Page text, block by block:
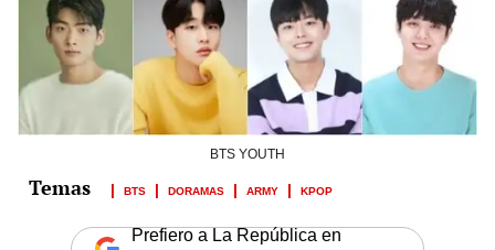
BTS YOUTH
BTS DORAMAS ARMY KPOP
Prefiero a La República en